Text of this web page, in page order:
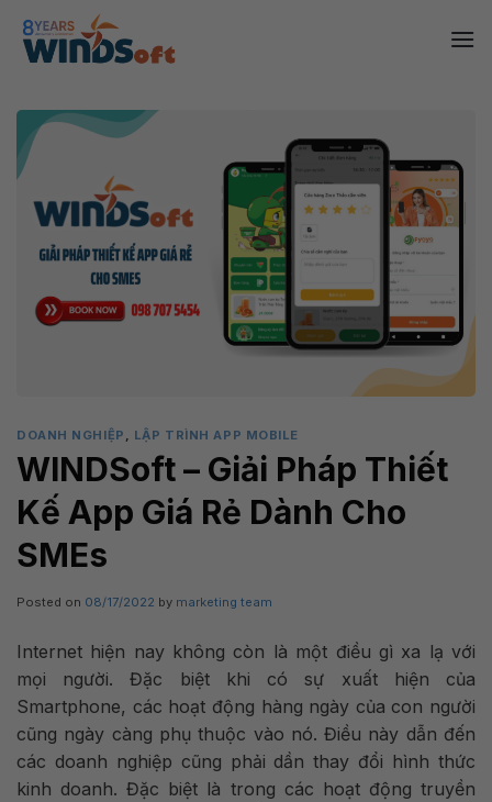
content
DOANH NGHIỆP , LẬP TRÌNH APP MOBILE
WINDSoft – Giải Pháp Thiết
Kế App Giá Rẻ Dành Cho
SMEs
Posted on 08/17/2022 by marketing team
Internet hiện nay không còn là một điều gì xa lạ với
mọi người. Đặc biệt khi có sự xuất hiện của
Smartphone, các hoạt động hàng ngày của con người
cũng ngày càng phụ thuộc vào nó. Điều này dẫn đến
các doanh nghiệp cũng phải dần thay đổi hình thức
kinh doanh. Đặc biệt là trong các hoạt động truyền